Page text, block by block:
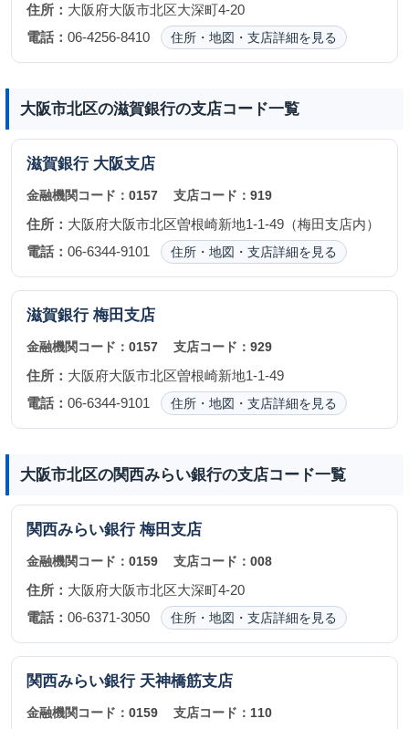
住所： 大阪府大阪市北区大深町4-20
電話： 06-4256-8410 住所・地図・支店詳細を見る
大阪市北区の滋賀銀行の支店コード一覧
滋賀銀行 大阪支店
金融機関コード： 0157 支店コード：919
住所： 大阪府大阪市北区曽根崎新地1-1-49（梅田支店内）
電話： 06-6344-9101 住所・地図・支店詳細を見る
滋賀銀行 梅田支店
金融機関コード： 0157 支店コード：929
住所： 大阪府大阪市北区曽根崎新地1-1-49
電話： 06-6344-9101 住所・地図・支店詳細を見る
大阪市北区の関西みらい銀行の支店コード一覧
関西みらい銀行 梅田支店
金融機関コード： 0159 支店コード：008
住所： 大阪府大阪市北区大深町4-20
電話： 06-6371-3050 住所・地図・支店詳細を見る
関西みらい銀行 天神橋筋支店
金融機関コード： 0159 支店コード： 110